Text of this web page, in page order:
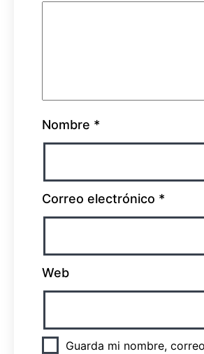
Nombre *
Correo electrónico *
Web
Guarda mi nombre,